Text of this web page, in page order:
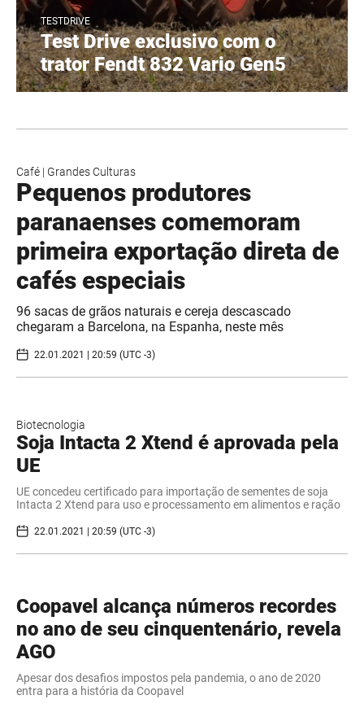
TESTDRIVE
Test Drive exclusivo com o
trator Fendt 832 Vario Gen5
Café | Grandes Culturas
Pequenos produtores
paranaenses comemoram
primeira exportação direta de
cafés especiais
96 sacas de grãos naturais e cereja descascado
chegaram a Barcelona, na Espanha, neste mês
22.01.2021 | 20:59 (UTC -3)
Biotecnologia
Soja Intacta 2 Xtend é aprovada pela
UE
UE concedeu certificado para importação de sementes de soja
Intacta 2 Xtend para uso e processamento em alimentos e ração
22.01.2021 | 20:59 (UTC -3)
Coopavel alcança números recordes
no ano de seu cinquentenário, revela
AGO
Apesar dos desafios impostos pela pandemia, o ano de 2020
entra para a história da Coopavel